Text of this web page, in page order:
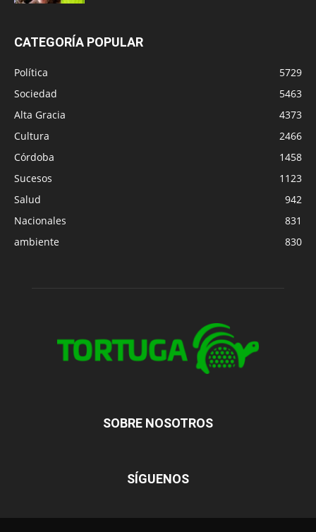
CATEGORÍA POPULAR
Política
5729
Sociedad
5463
Alta Gracia
4373
Cultura
2466
Córdoba
1458
Sucesos
1123
Salud
942
Nacionales
831
ambiente
830
SOBRE NOSOTROS
SÍGUENOS